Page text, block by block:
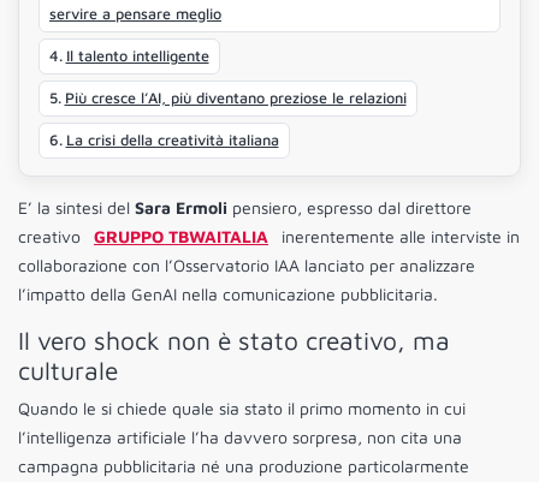
servire a pensare meglio
Il talento intelligente
Più cresce l’AI, più diventano preziose le relazioni
La crisi della creatività italiana
E’ la sintesi del Sara Ermoli pensiero, espresso dal direttore
creativo
GRUPPO TBWAITALIA
inerentemente alle interviste in
collaborazione con l’Osservatorio IAA lanciato per analizzare
l’impatto della GenAI nella comunicazione pubblicitaria.
Il vero shock non è stato creativo, ma
culturale
Quando le si chiede quale sia stato il primo momento in cui
l’intelligenza artificiale l’ha davvero sorpresa, non cita una
campagna pubblicitaria né una produzione particolarmente